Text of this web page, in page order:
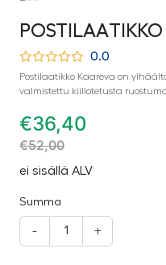
0.0
Postilaatikko Kaareva on
valmistettu kiillotetusta
€36,40
€52,00
ei sisällä ALV
Summa
- +